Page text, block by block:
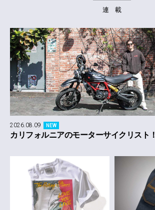
連 載
2026.08.09 NEW
カリフォルニアのモーターサイクリスト！